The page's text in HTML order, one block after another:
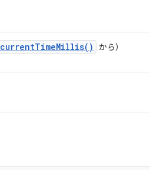
currentTimeMillis( ) から）